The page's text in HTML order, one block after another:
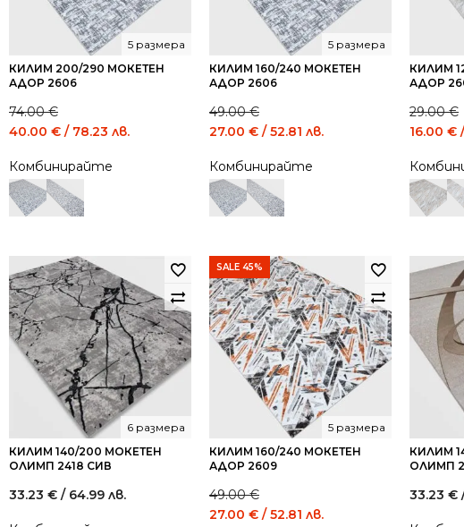
КИЛИМ 200/290 МОКЕТЕН
АДОР 2606
5 размера
74.00€
Original
was:
74.00 €
/
40.00 € / 78.23 лв.
Комбинирайте
КИЛИМ 160/240 МОКЕТЕН
АДОР 2606
5 размера
49.00€
Original
was:
49.00 €
/
27.00 € / 52.81 лв.
Комбинирайте
КИЛИМ
АДОР
29.00€
was:
29.00 €
/
16.00 €
КИЛИМ 140/200 МОКЕТЕН
ОЛИМП 2418 СИВ
6 размера
33.23 € / 64.99 лв.
SALE 45%
КИЛИМ 160/240 МОКЕТЕН
АДОР 2609
5 размера
49.00€
Original
27.00 € / 52.81 лв.
КИЛИМ
ОЛИМП
33.23 €